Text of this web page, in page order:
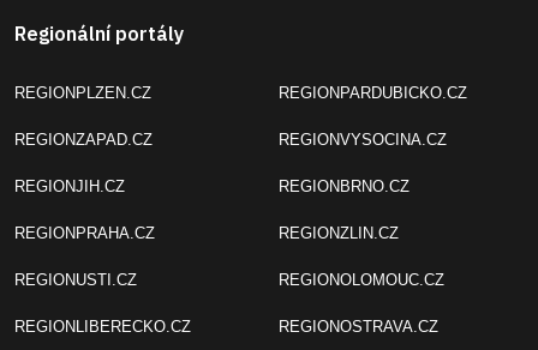
Regionální portály
REGIONPLZEN.CZ
REGIONZAPAD.CZ
REGIONJIH.CZ
REGIONPRAHA.CZ
REGIONUSTI.CZ
REGIONLIBERECKO.CZ
REGIONPARDUBICKO.CZ
REGIONVYSOCINA.CZ
REGIONBRNO.CZ
REGIONZLIN.CZ
REGIONOLOMOUC.CZ
REGIONOSTRAVA.CZ